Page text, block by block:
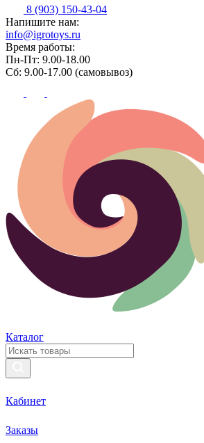
8 (903) 150-43-04
Напишите нам:
info@igrotoys.ru
Время работы:
Пн-Пт: 9.00-18.00
Сб: 9.00-17.00 (самовывоз)
Каталог
Кабинет
Заказы